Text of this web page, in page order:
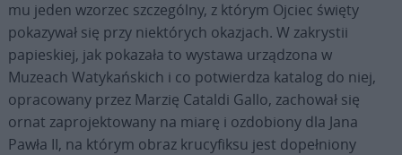
mu jeden wzorzec szczególny, z którym Ojciec święty
pokazywał się przy niektórych okazjach. W zakrystii
papieskiej, jak pokazała to wystawa urządzona w
Muzeach Watykańskich i co potwierdza katalog do niej,
opracowany przez Marzię Cataldi Gallo, zachował się
ornat zaprojektowany na miarę i ozdobiony dla Jana
Pawła II, na którym obraz krucyfiksu jest dopełniony